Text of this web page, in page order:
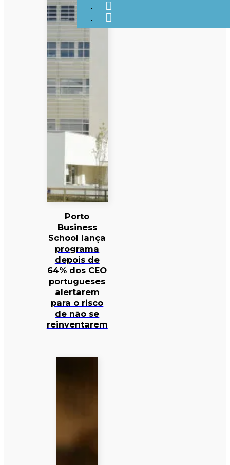
Porto
Business
School lança
programa
depois de
64% dos CEO
portugueses
alertarem
para o risco
de não se
reinventarem